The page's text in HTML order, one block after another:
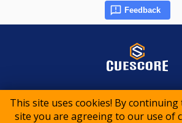
This site uses cookies! By
site you are agreeing to our use of
Feedback
© 2015-2026 CueScore